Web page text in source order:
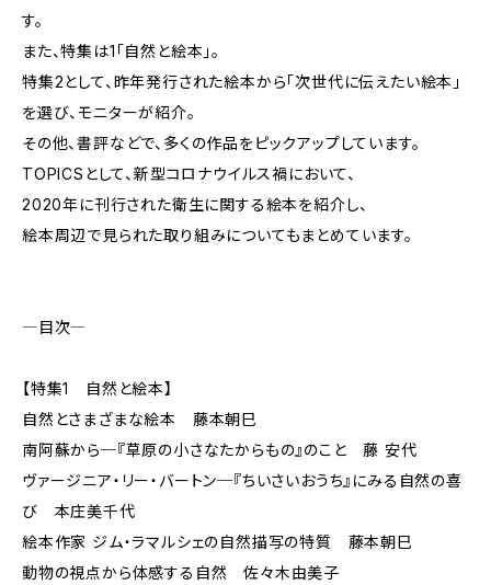
す。
また、特集は1「自然と絵本」。
特集2として、昨年発行された絵本から「次世代に伝えたい絵本」
を選び、モニターが紹介。
その他、書評などで、多くの作品をピックアップしています。
TOPICSとして、新型コロナウイルス禍において、
2020年に刊行された衛生に関する絵本を紹介し、
絵本周辺で見られた取り組みについてもまとめています。
―目次―
【特集1 自然と絵本】
自然とさまざまな絵本 藤本朝巳
南阿蘇から─『草原の小さなたからもの』のこと 藤 安代
ヴァージニア・リー・バートン─『ちいさいおうち』にみる自然の喜
び 本庄美千代
絵本作家 ジム・ラマルシェの自然描写の特質 藤本朝巳
動物の視点から体感する自然 佐々木由美子